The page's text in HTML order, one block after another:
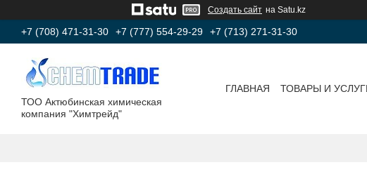
Создать сайт на Satu.kz
+7 (708) 471-31-30 +7 (777) 554-29-29 +7 (713) 271-31-30
ТОО Актюбинская химическая
компания "Химтрейд"
ГЛАВНАЯ ТОВАРЫ И